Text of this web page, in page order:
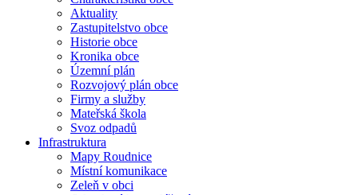
Aktuality
Zastupitelstvo obce
Historie obce
Kronika obce
Územní plán
Rozvojový plán obce
Firmy a služby
Mateřská škola
Svoz odpadů
Infrastruktura
Mapy Roudnice
Místní komunikace
Zeleň v obci